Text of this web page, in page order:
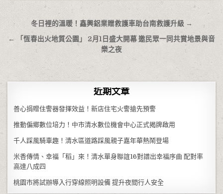
文章導覽
冬日裡的溫暖！鑫興鋁業贈救護車助台南救護升級 →
← 「恆春出火地質公園」 2月1日盛大開幕 邀民眾一同共賞地景與音
樂之夜
近期文章
善心捐贈住警器發揮效益！新店住宅火警搶先預警
推動偏鄉數位培力！中市清水數位機會中心正式揭牌啟用
千人踩風騎車趣！清水區道路踩風親子嘉年華熱鬧登場
米香傳情、幸福「稻」來！清水單身聯誼16對譜出幸福序曲 配對率
高達八成四
桃園市將試辦導入行穿線照明設備 提升夜間行人安全